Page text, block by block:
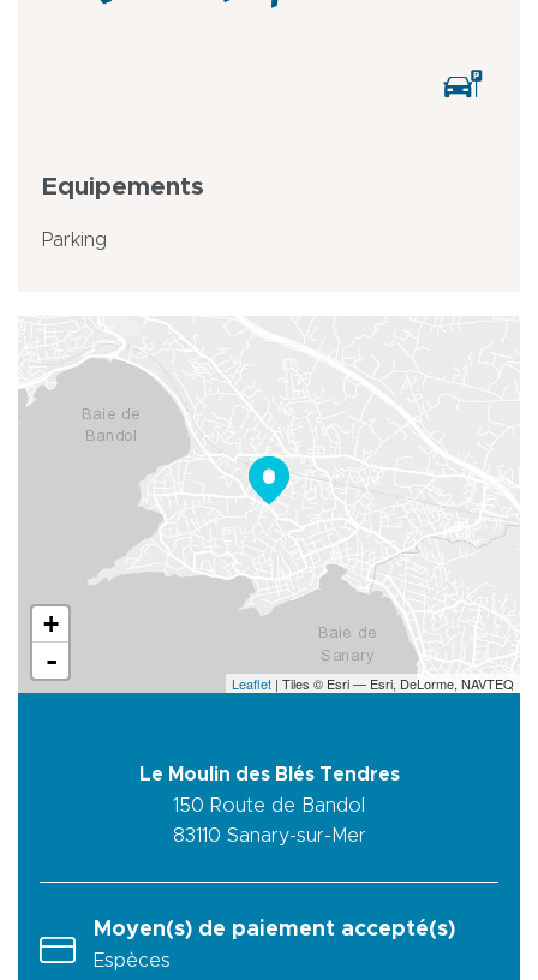
Equipements
Parking
+
-
Leaflet | Tiles © Esri — Esri, DeLorme, NAVTEQ
Le Moulin des Blés Tendres
150 Route de Bandol
83110 Sanary-sur-Mer
Moyen(s) de paiement accepté(s)
Espèces